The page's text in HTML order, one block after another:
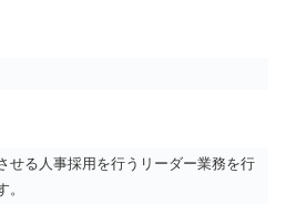
せる人事採用を行うリーダー業務を行
。